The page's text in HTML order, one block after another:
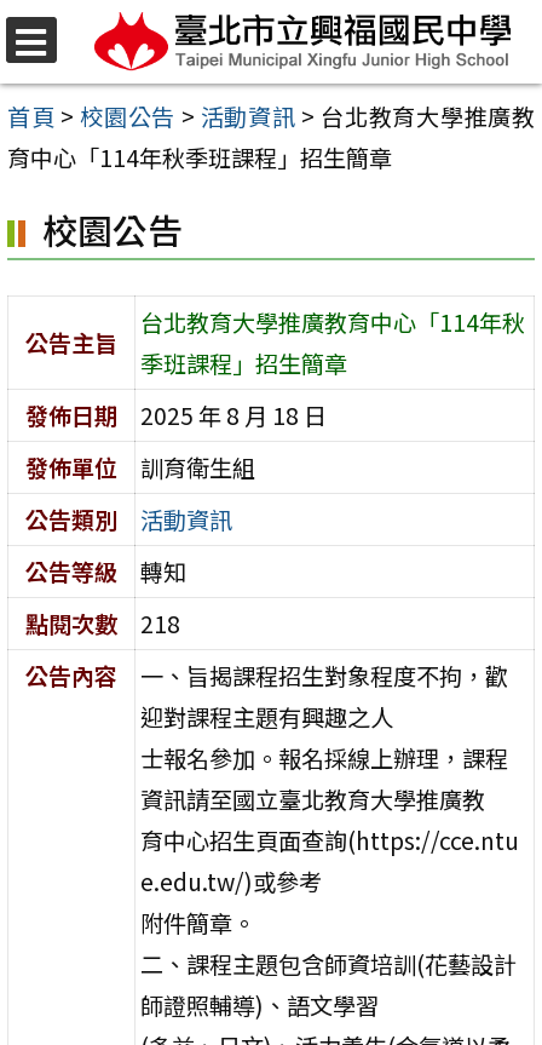
選
單
跳
至
主
要
容
區
首頁 > 校園公告 > 活動資訊 > 台北教育大學推廣教
育中心「114年秋季班課程」招生簡章
校園公告
公告主旨
台北教育大學推廣教育中心「114年秋
季班課程」招生簡章
發佈日期
2025 年 8 月 18 日
發佈單位
訓育衛生組
公告類別
活動資訊
公告等級
轉知
點閱次數
218
公告內容
一、旨揭課程招生對象程度不拘，歡
迎對課程主題有興趣之人
士報名參加。報名採線上辦理，課程
資訊請至國立臺北教育大學推廣教
育中心招生頁面查詢(https://cce.ntu
e.edu.tw/)或參考
附件簡章。
二、課程主題包含師資培訓(花藝設計
師證照輔導)、語文學習